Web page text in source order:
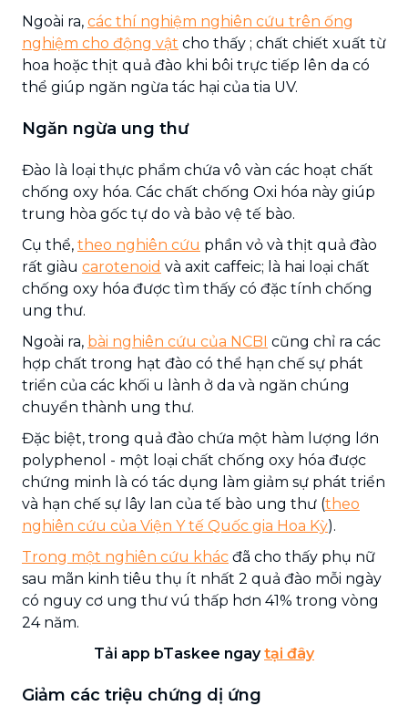
Ngoài ra, các thí nghiệm nghiên cứu trên ống
nghiệm cho động vật cho thấy ; chất chiết xuất từ
​​hoa hoặc thịt quả đào khi bôi trực tiếp lên da có
thể giúp ngăn ngừa tác hại của tia UV.
Ngăn ngừa ung thư
Đào là loại thực phẩm chứa vô vàn các hoạt chất
chống oxy hóa. Các chất chống Oxi hóa này giúp
trung hòa gốc tự do và bảo vệ tế bào.
Cụ thể, theo nghiên cứu phần vỏ và thịt quả đào
rất giàu carotenoid và axit caffeic; là hai loại chất
chống oxy hóa được tìm thấy có đặc tính chống
ung thư.
Ngoài ra, bài nghiên cứu của NCBI cũng chỉ ra các
hợp chất trong hạt đào có thể hạn chế sự phát
triển của các khối u lành ở da và ngăn chúng
chuyển thành ung thư.
Đặc biệt, trong quả đào chứa một hàm lượng lớn
polyphenol - một loại chất chống oxy hóa được
chứng minh là có tác dụng làm giảm sự phát triển
và hạn chế sự lây lan của tế bào ung thư (theo
nghiên cứu của Viện Y tế Quốc gia Hoa Kỳ).
Trong một nghiên cứu khác đã cho thấy phụ nữ
sau mãn kinh tiêu thụ ít nhất 2 quả đào mỗi ngày
có nguy cơ ung thư vú thấp hơn 41% trong vòng
24 năm.
Tải app bTaskee ngaytại đây
Giảm các triệu chứng dị ứng